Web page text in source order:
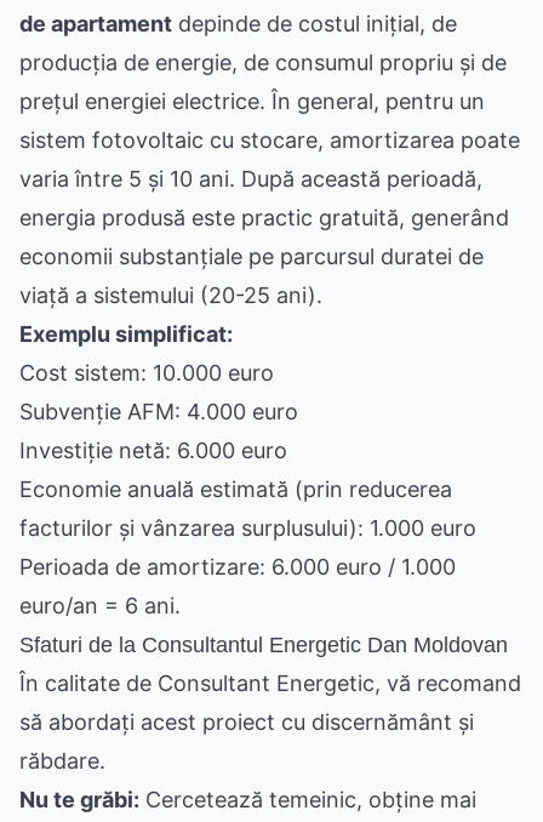
de apartament depinde de costul inițial, de
producția de energie, de consumul propriu și de
prețul energiei electrice. În general, pentru un
sistem fotovoltaic cu stocare, amortizarea poate
varia între 5 și 10 ani. După această perioadă,
energia produsă este practic gratuită, generând
economii substanțiale pe parcursul duratei de
viață a sistemului (20-25 ani).
Exemplu simplificat:
Cost sistem: 10.000 euro
Subvenție AFM: 4.000 euro
Investiție netă: 6.000 euro
Economie anuală estimată (prin reducerea
facturilor și vânzarea surplusului): 1.000 euro
Perioada de amortizare: 6.000 euro / 1.000
euro/an = 6 ani.
Sfaturi de la Consultantul Energetic Dan Moldovan
În calitate de Consultant Energetic, vă recomand
să abordați acest proiect cu discernământ și
răbdare.
Nu te grăbi: Cercetează temeinic, obține mai